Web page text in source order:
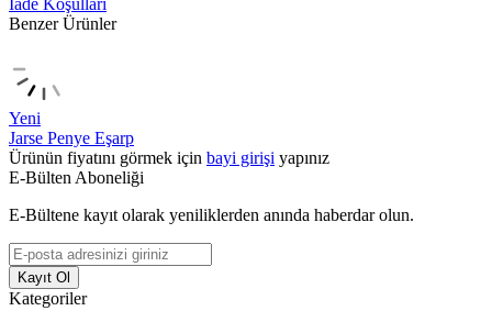
Benzer Ürünler
Yeni
Jarse Penye Eşarp
Ürünün fiyatını görmek için bayi girişi yapınız
E-Bülten Aboneliği
E-Bültene kayıt olarak yeniliklerden anında haberdar olun.
Kayıt Ol
Kategoriler